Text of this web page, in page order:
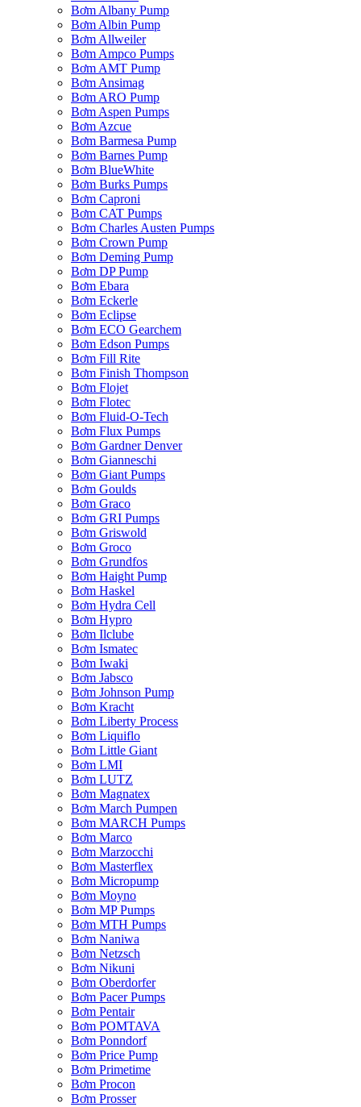
Bơm Albany Pump
Bơm Albin Pump
Bơm Allweiler
Bơm Ampco Pumps
Bơm AMT Pump
Bơm Ansimag
Bơm ARO Pump
Bơm Aspen Pumps
Bơm Azcue
Bơm Barmesa Pump
Bơm Barnes Pump
Bơm BlueWhite
Bơm Burks Pumps
Bơm Caproni
Bơm CAT Pumps
Bơm Charles Austen Pumps
Bơm Crown Pump
Bơm Deming Pump
Bơm DP Pump
Bơm Ebara
Bơm Eckerle
Bơm Eclipse
Bơm ECO Gearchem
Bơm Edson Pumps
Bơm Fill Rite
Bơm Finish Thompson
Bơm Flojet
Bơm Flotec
Bơm Fluid-O-Tech
Bơm Flux Pumps
Bơm Gardner Denver
Bơm Gianneschi
Bơm Giant Pumps
Bơm Goulds
Bơm Graco
Bơm GRI Pumps
Bơm Griswold
Bơm Groco
Bơm Grundfos
Bơm Haight Pump
Bơm Haskel
Bơm Hydra Cell
Bơm Hypro
Bơm Ilclube
Bơm Ismatec
Bơm Iwaki
Bơm Jabsco
Bơm Johnson Pump
Bơm Kracht
Bơm Liberty Process
Bơm Liquiflo
Bơm Little Giant
Bơm LMI
Bơm LUTZ
Bơm Magnatex
Bơm March Pumpen
Bơm MARCH Pumps
Bơm Marco
Bơm Marzocchi
Bơm Masterflex
Bơm Micropump
Bơm Moyno
Bơm MP Pumps
Bơm MTH Pumps
Bơm Naniwa
Bơm Netzsch
Bơm Nikuni
Bơm Oberdorfer
Bơm Pacer Pumps
Bơm Pentair
Bơm POMTAVA
Bơm Ponndorf
Bơm Price Pump
Bơm Primetime
Bơm Procon
Bơm Prosser